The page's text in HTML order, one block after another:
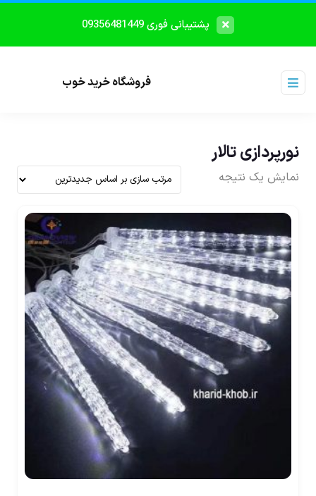
پشتیبانی فوری 09356481449
فروشگاه خرید خوب
نورپردازی تالار
نمایش یک نتیجه